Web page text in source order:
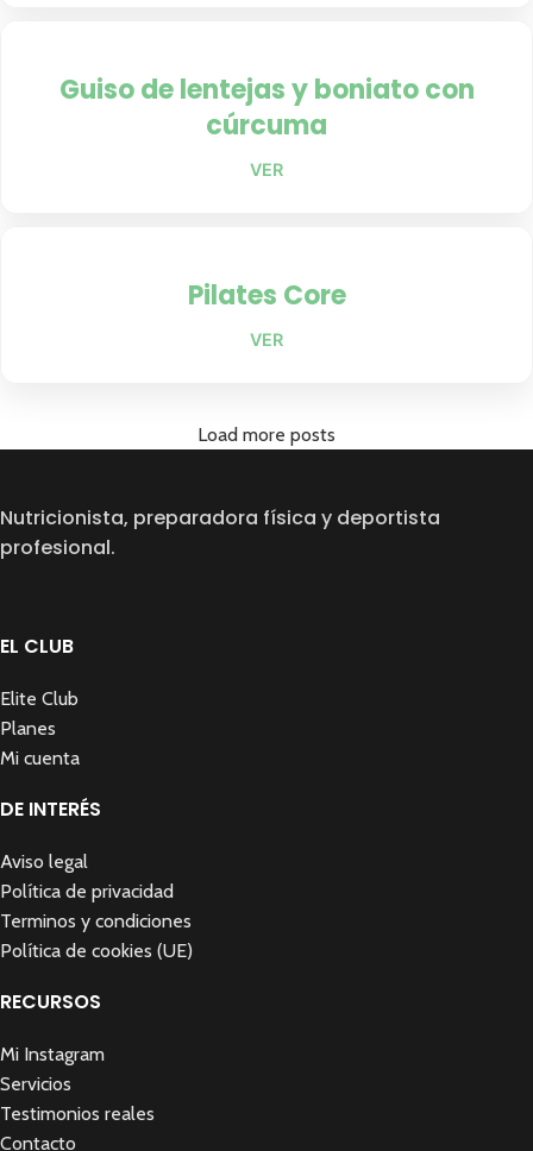
Guiso de lentejas y boniato con
cúrcuma
VER
Pilates Core
VER
Load more posts
Nutricionista, preparadora física y deportista
profesional.
EL CLUB
Elite Club
Planes
Mi cuenta
DE INTERÉS
Aviso legal
Política de privacidad
Terminos y condiciones
Política de cookies (UE)
RECURSOS
Mi Instagram
Servicios
Testimonios reales
Contacto